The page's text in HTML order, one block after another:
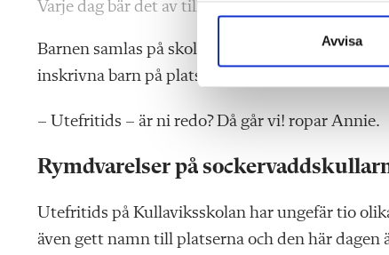
s
a
Avvisa
Varje dag bär det av till olika utflyktsmål för
Barnen samlas på skolgården och Josefin och
inskrivna barn på plats.
– Utefritids – är ni redo? Då går vi! ropar Annie.
Rymdvarelser på
Utefritids på Kullaviksskolan har ungefär tio
även gett namn till platserna och den här